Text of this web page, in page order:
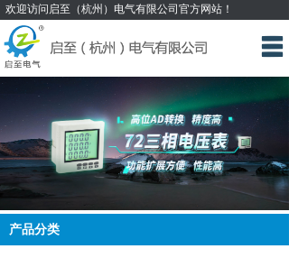
欢迎访问启至（杭州）电气有限公司官方网站！
网站首页
多功能电力仪表
浪涌保护器
限流保护器
灭火装置
产品中心
产品分类